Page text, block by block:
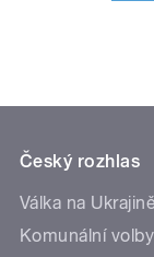
Český rozhlas
Válka na Ukrajině
Komunální volby